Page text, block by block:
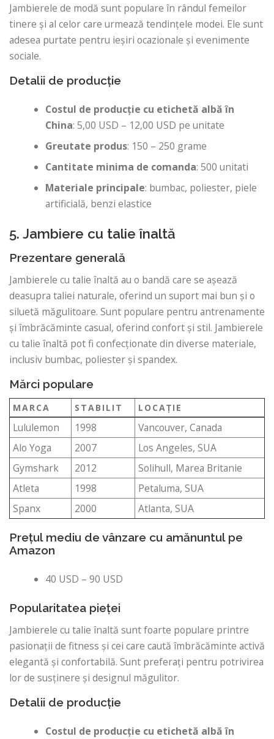
Jambierele de modă sunt populare în rândul femeilor
tinere și al celor care urmează tendințele modei. Ele sunt
adesea purtate pentru ieșiri ocazionale și evenimente
sociale.
Detalii de producție
Costul de producție cu etichetă albă în
China: 5,00 USD – 12,00 USD pe unitate
Greutate produs: 150 – 250 grame
Cantitate minima de comanda: 500 unitati
Materiale principale: bumbac, poliester, piele
artificială, benzi elastice
5. Jambiere cu talie înaltă
Prezentare generală
Jambierele cu talie înaltă au o bandă care se așează
deasupra taliei naturale, oferind un suport mai bun și o
siluetă măgulitoare. Sunt populare pentru antrenamente
și îmbrăcăminte casual, oferind confort și stil. Jambierele
cu talie înaltă pot fi confecționate din diverse materiale,
inclusiv bumbac, poliester și spandex.
Mărci populare
MARCA STABILIT LOCAŢIE
Lululemon 1998
Vancouver, Canada
Alo Yoga
2007
Los Angeles, SUA
Gymshark
2012
Solihull, Marea Britanie
Atleta
1998
Petaluma, SUA
Spanx
2000 Atlanta, SUA
Prețul mediu de vânzare cu amănuntul pe
Amazon
40 USD – 90 USD
Popularitatea pieței
Jambierele cu talie înaltă sunt foarte populare printre
pasionații de fitness și cei care caută îmbrăcăminte activă
elegantă și confortabilă. Sunt preferați pentru potrivirea
lor de susținere și designul măgulitor.
Detalii de producție
Costul de producție cu etichetă albă în